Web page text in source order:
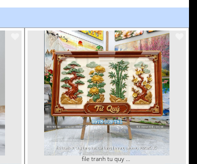
file tranh tu quy tung hac dai bang ho rong phuong 082026 15